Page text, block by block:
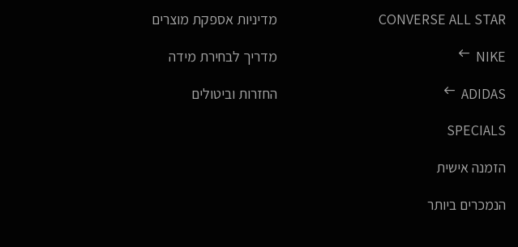
CONVERSE ALL STAR
NIKE
ADIDAS
SPECIALS
הזמנה אישית
הנמכרים ביותר
מדיניות אספקת מוצרים
מדריך לבחירת מידה
החזרות וביטולים